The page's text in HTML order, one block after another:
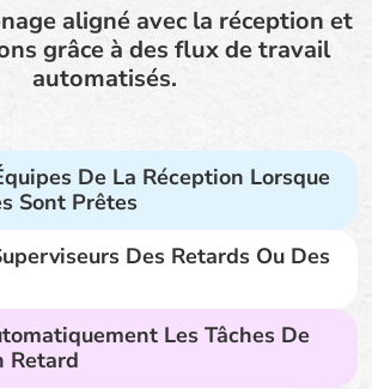
aligné avec la réception et
grâce à des flux de travail
automatisés.
De La Réception Lorsque
Sont Prêtes
Des Retards Ou Des
Les Tâches De
Retard